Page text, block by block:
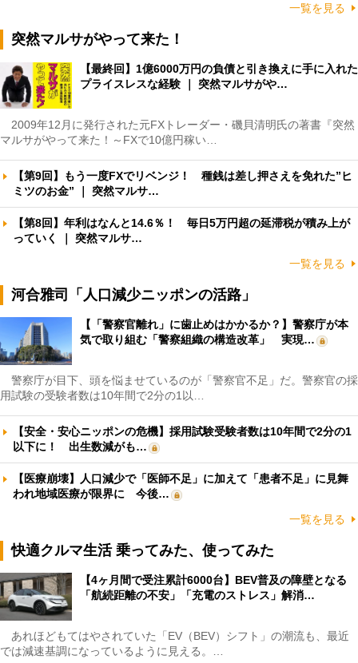
一覧を見る
突然マルサがやって来た！
【最終回】1億6000万円の負債と引き換えに手に入れた
プライスレスな経験 ｜ 突然マルサがや…
2009年12月に発行された元FXトレーダー・磯貝清明氏の著書『突然
マルサがやって来た！～FXで10億円稼い…
【第9回】もう一度FXでリベンジ！ 種銭は差し押さえを免れた”ヒ
ミツのお金” ｜ 突然マルサ…
【第8回】年利はなんと14.6％！ 毎日5万円超の延滞税が積み上が
っていく ｜ 突然マルサ…
一覧を見る
河合雅司「人口減少ニッポンの活路」
【「警察官離れ」に歯止めはかかるか？】警察庁が本
気で取り組む「警察組織の構造改革」 実現…
警察庁が目下、頭を悩ませているのが「警察官不足」だ。警察官の採
用試験の受験者数は10年間で2分の1以…
【安全・安心ニッポンの危機】採用試験受験者数は10年間で2分の1
以下に！ 出生数減がも…
【医療崩壊】人口減少で「医師不足」に加えて「患者不足」に見舞
われ地域医療が限界に 今後…
一覧を見る
快適クルマ生活 乗ってみた、使ってみた
【4ヶ月間で受注累計6000台】BEV普及の障壁となる
「航続距離の不安」「充電のストレス」解消…
あれほどもてはやされていた「EV（BEV）シフト」の潮流も、最近
では減速基調になっているように見える。…